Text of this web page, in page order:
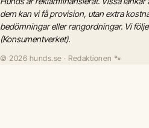
dem kan vi få provision, utan extra
bedömningar eller rangordningar. Vi
(Konsumentverket).
© 2026 hunds.se · Redaktionen 🐾